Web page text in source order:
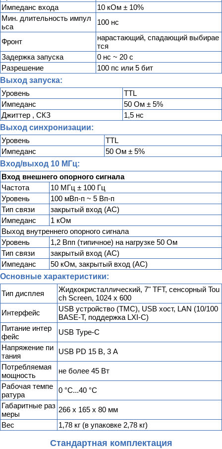
Импеданс входа
10 кОм ± 10%
Мин. длительность импул
ьса
100 нс
Фронт
нарастающий, спадающий выбирае
тся
Задержка запуска
0 нс ~ 20 с
Разрешение
100 пс или 5 бит
Выход запуска:
Уровень
TTL
Импеданс
50 Ом ± 5%
Джиттер , СКЗ
1,5 нс
Выход синхронизации:
Уровень
TTL
Импеданс
50 Ом ± 5%
Вход/выход 10 МГц:
Вход внешнего опорного сигнала
Частота
10 МГц ± 100 Гц
Уровень
100 мВп-п ~ 5 Вп-п
Тип связи
закрытый вход (AC)
Импеданс
1 кОм
Выход внутреннего опорного сигнала
Уровень
1,2 Впп (типичное) на нагрузке 50 Ом
Тип связи
закрытый вход (AC)
Импеданс
50 кОм, закрытый вход (AC)
Основные характеристики:
Тип дисплея
Жидкокристаллический, 7" TFT, сенсорный Tou
ch Screen, 1024 х 600
Интерфейс
USB устройство (TMC), USB хост, LAN (10/100
BASE-T, поддержка LXI-C)
Питание интер
фейс
USB Type-C
Напряжение пи
тания
USB PD 15 В, 3 A
Потребляемая
мощность
не более 45 Вт
Рабочая темпе
ратура
0 °C...40 °C
Габаритные раз
меры
266 х 165 х 80 мм
Вес
1,78 кг (в упаковке 2,78 кг)
Стандартная комплектация